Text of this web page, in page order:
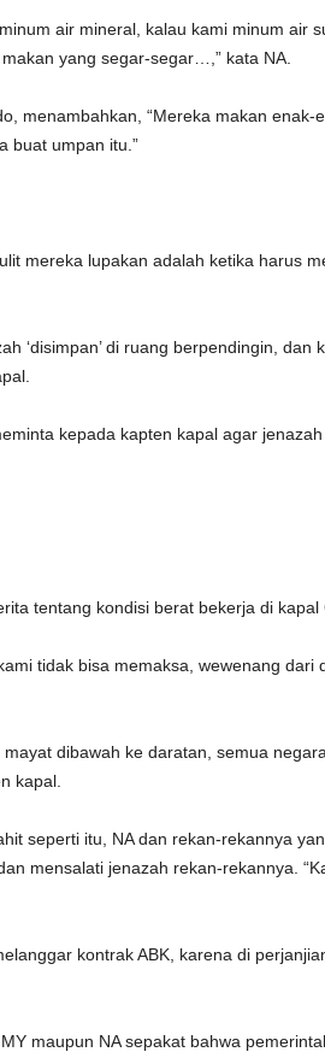
air mineral, kalau kami minum air
yang segar-segar…,” kata NA.
menambahkan, “Mereka makan enak-
buat umpan itu.”
mereka lupakan adalah ketika harus
‘disimpan’ di ruang berpendingin, dan
kepada kapten kapal agar
tentang kondisi berat bekerja di
tidak bisa memaksa, wewenang dari
dibawah ke daratan, semua
kapal.
seperti itu, NA dan rekan-rekannya
mensalati jenazah rekan-rekannya.
kontrak ABK, karena di
maupun NA sepakat bahwa